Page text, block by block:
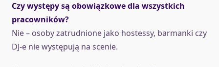
Czy występy są obowiązkowe dla wszystkich
pracowników?
Nie – osoby zatrudnione jako hostessy, barmanki czy
DJ-e nie występują na scenie.